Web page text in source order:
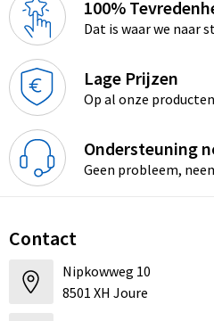
100%
Dat is waar we naar
Lage Prijzen
Op al onze producten
Ondersteuning
Geen probleem,
Contact
Nipkowweg 10
8501 XH Joure